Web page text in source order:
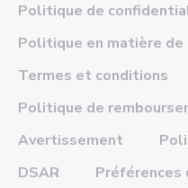
Politique de
Politique en matière de
Termes et conditions
Politique de
Avertissement
DSAR
Préférences